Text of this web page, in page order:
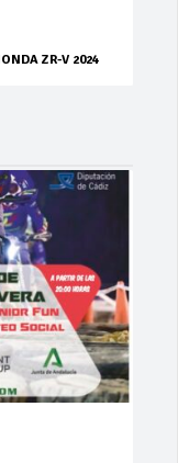
ZR-V 2024